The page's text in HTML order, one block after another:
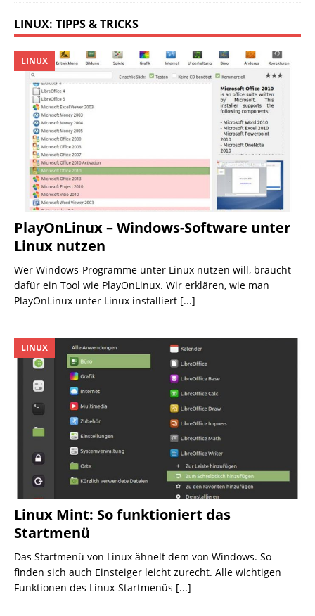
LINUX: TIPPS & TRICKS
PlayOnLinux – Windows-Software unter
Linux nutzen
LINUX
Wer Windows-Programme unter Linux nutzen will, braucht
dafür ein Tool wie PlayOnLinux. Wir erklären, wie man
PlayOnLinux unter Linux installiert [...]
Linux Mint: So funktioniert das
Startmenü
LINUX
Das Startmenü von Linux ähnelt dem von Windows. So
finden sich auch Einsteiger leicht zurecht. Alle wichtigen
Funktionen des Linux-Startmenüs [...]